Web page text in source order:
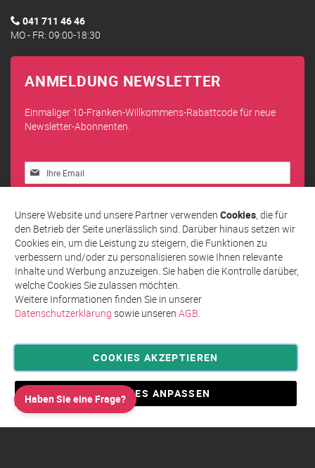
041 711 46 46
MO - FR: 09:00-18:30
ANMELDUNG NEWSLETTER
Einmaliger 10-Franken-Willkommens-Rabattcode für neue
Newsletter-Abonnenten.
Melden
Sie
unseren
Newsletter
an:
Abonnieren
Privatsphäre und Datenschutz
Allgemeine Geschäftsbedingungen AGB
Impressum
Haben Sie eine Frage?
Unsere Website und unsere Partner verwenden Cookies, die für
den Betrieb der Seite unerlässlich sind. Darüber hinaus setzen wir
Cookies ein, um die Leistung zu steigern, die Funktionen zu
verbessern und/oder zu personalisieren sowie Ihnen relevante
Inhalte und Werbung anzuzeigen. Sie haben die Kontrolle darüber,
welche Cookies Sie zulassen möchten.
Weitere Informationen finden Sie in unserer
Datenschutzerklärung sowie unseren AGB.
COOKIES AKZEPTIEREN
COOKIES ANPASSEN